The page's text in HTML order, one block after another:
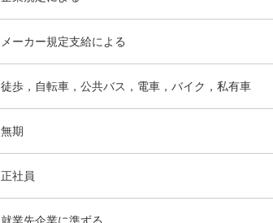
メーカー規定支給による
徒歩，自転車，公共バス，電車，バイク，私有車
無期
正社員
就業先企業に準ずる